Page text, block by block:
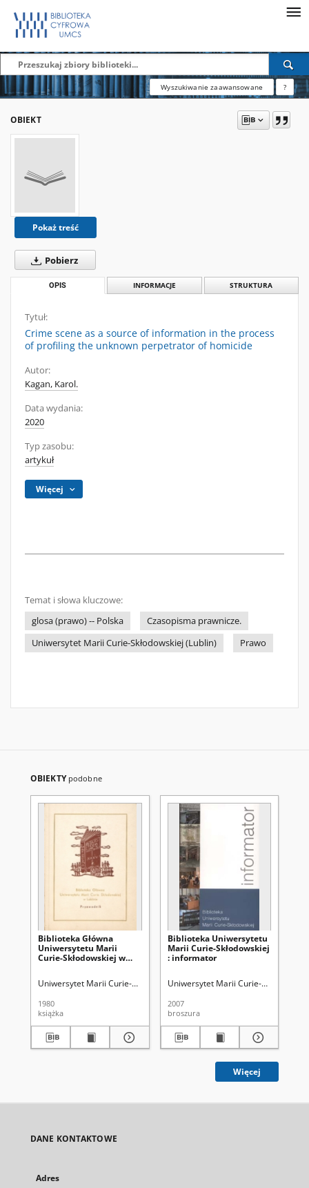
Wyszukiwanie zaawansowane ?
OBIEKT
Pokaż treść
Pobierz
OPIS INFORMACJE STRUKTURA
Tytuł:
Crime scene as a source of information in the process
of profiling the unknown perpetrator of homicide
Autor:
Kagan, Karol.
Data wydania:
2020
Typ zasobu:
artykuł
Więcej
Temat i słowa kluczowe:
glosa (prawo) -- Polska
Czasopisma prawnicze.
Uniwersytet Marii Curie-Skłodowskiej (Lublin)
Prawo
OBIEKTY podobne
Biblioteka Główna
Uniwersytetu Marii
Curie-Skłodowskiej w
Uniwersytet Marii Curie-Skłodowskiej (Lublin). Biblioteka Główna
1980
książka
Biblioteka Uniwersytetu
Marii Curie-Skłodowskiej
: informator
Uniwersytet Marii Curie-
2007
broszura
Więcej
DANE KONTAKTOWE
Adres